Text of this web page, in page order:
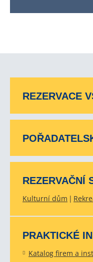
REZERVACE
REZERVAČNÍ
Kulturní dům
PRAKTICKÉ
Katalog firem a